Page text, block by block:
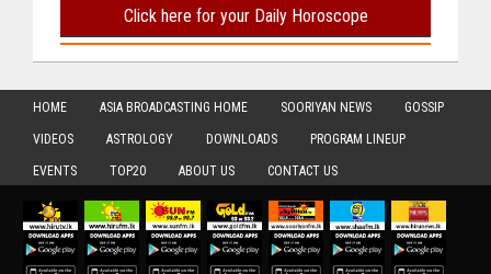
HOME ASIA BROADCASTING HOME SOORIYAN NEWS GOSSIP
VIDEOS ASTROLOGY DOWNLOADS PROGRAM LINEUP
EVENTS TOP20 ABOUT US CONTACT US